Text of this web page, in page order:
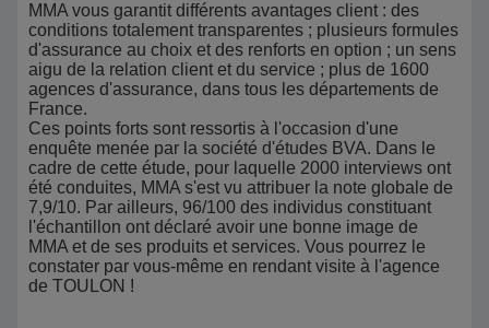
MMA vous garantit différents avantages client : des
conditions totalement transparentes ; plusieurs formules
d'assurance au choix et des renforts en option ; un sens
aigu de la relation client et du service ; plus de 1600
agences d'assurance, dans tous les départements de
France.
Ces points forts sont ressortis à l'occasion d'une
enquête menée par la société d'études BVA. Dans le
cadre de cette étude, pour laquelle 2000 interviews ont
été conduites, MMA s'est vu attribuer la note globale de
7,9/10. Par ailleurs, 96/100 des individus constituant
l'échantillon ont déclaré avoir une bonne image de
MMA et de ses produits et services. Vous pourrez le
constater par vous-même en rendant visite à l'agence
de TOULON !